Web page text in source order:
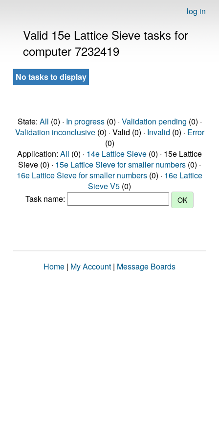
log in
Valid 15e Lattice Sieve tasks for
computer 7232419
No tasks to display
State: All (0) · In progress(0) · Validation pending (0) ·
Validation inconclusive(0) · Valid (0) · Invalid (0) · Error
(0)
Application: All (0) · 14e Lattice Sieve (0) · 15e Lattice
Sieve (0) · 15e Lattice Sieve for smaller numbers (0) ·
16e Lattice Sieve for smaller numbers (0) · 16e Lattice
Sieve V5 (0)
Task name:
Home | My Account | Message Boards